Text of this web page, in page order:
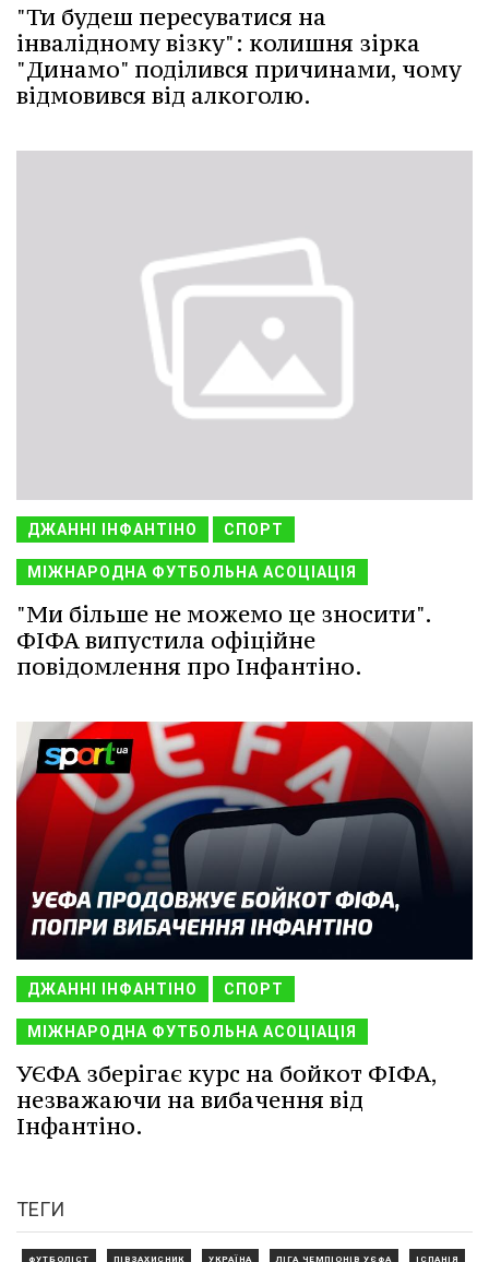
"Ти будеш пересуватися на
інвалідному візку": колишня зірка
"Динамо" поділився причинами, чому
відмовився від алкоголю.
ДЖАННІ ІНФАНТІНО СПОРТ
МІЖНАРОДНА ФУТБОЛЬНА АСОЦІАЦІЯ
"Ми більше не можемо це зносити".
ФІФА випустила офіційне
повідомлення про Інфантіно.
ДЖАННІ ІНФАНТІНО СПОРТ
МІЖНАРОДНА ФУТБОЛЬНА АСОЦІАЦІЯ
УЄФА зберігає курс на бойкот ФІФА,
незважаючи на вибачення від
Інфантіно.
ТЕГИ
ФУТБОЛІСТ ПІВЗАХИСНИК УКРАЇНА ЛІГА ЧЕМПІОНІВ УЄФА ІСПАНІЯ